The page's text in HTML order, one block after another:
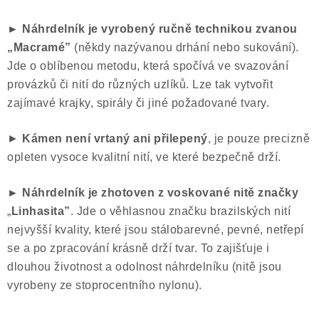
► Náhrdelník je vyrobený ručně technikou zvanou
„Macramé” (někdy nazývanou drhání nebo sukování).
Jde o oblíbenou metodu, která spočívá ve svazování
provázků či nití do různých uzlíků. Lze tak vytvořit
zajímavé krajky, spirály či jiné požadované tvary.
► Kámen není vrtaný ani přilepený, je pouze precizně
opleten vysoce kvalitní nití, ve které bezpečně drží.
► Náhrdelník je zhotoven z voskované nitě značky
„ Linhasita”. Jde o věhlasnou značku brazilských nití
nejvyšší kvality, které jsou stálobarevné, pevné, netřepí
se a po zpracování krásně drží tvar. To zajišťuje i
dlouhou životnost a odolnost náhrdelníku (nitě jsou
vyrobeny ze stoprocentního nylonu).